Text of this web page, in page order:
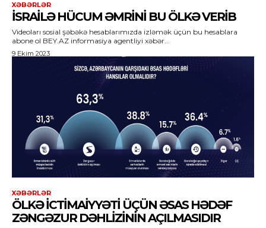
XƏBƏRLƏR
İSRAILƏ HÜCUM ƏMRINI BU ÖLKƏ VERIB
Videoları sosial şəbəkə hesablarımızda izləmək üçün bu hesablara
abone ol BEY.AZ informasiya agentliyi xəbər...
9 Ekim 2023
XƏBƏRLƏR
ÖLKƏ ICTIMAIYYƏTI ÜÇÜN ƏSAS HƏDƏF
ZƏNGƏZUR DƏHLIZININ AÇILMASIDIR